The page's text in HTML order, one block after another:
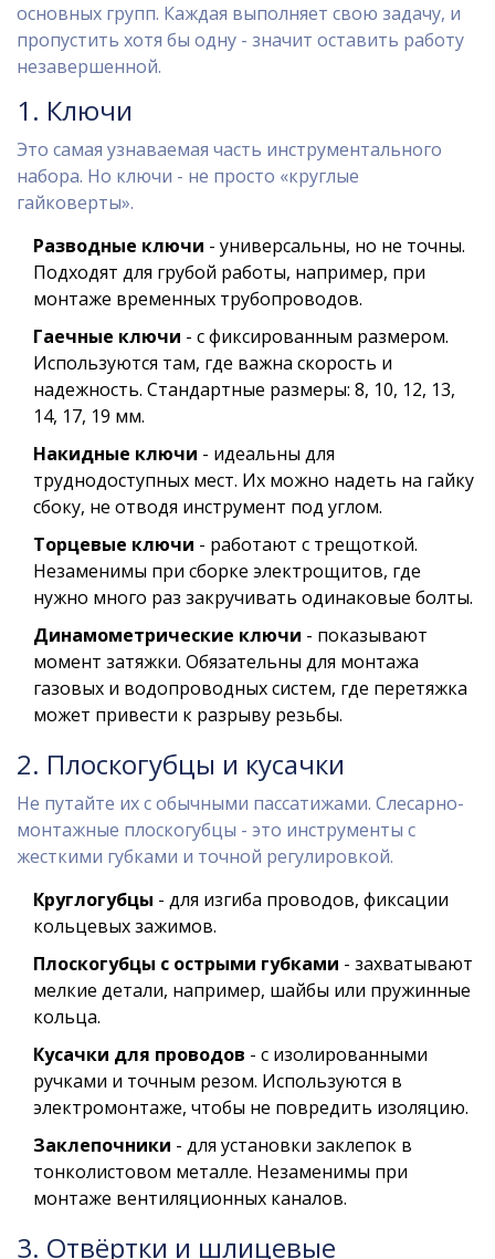
основных групп. Каждая выполняет свою задачу, и
пропустить хотя бы одну - значит оставить работу
незавершенной.
1. Ключи
Это самая узнаваемая часть инструментального
набора. Но ключи - не просто «круглые
гайковерты».
Разводные ключи - универсальны, но не точны.
Подходят для грубой работы, например, при
монтаже временных трубопроводов.
Гаечные ключи - с фиксированным размером.
Используются там, где важна скорость и
надежность. Стандартные размеры: 8, 10, 12, 13,
14, 17, 19 мм.
Накидные ключи - идеальны для
труднодоступных мест. Их можно надеть на гайку
сбоку, не отводя инструмент под углом.
Торцевые ключи - работают с трещоткой.
Незаменимы при сборке электрощитов, где
нужно много раз закручивать одинаковые болты.
Динамометрические ключи - показывают
момент затяжки. Обязательны для монтажа
газовых и водопроводных систем, где перетяжка
может привести к разрыву резьбы.
2. Плоскогубцы и кусачки
Не путайте их с обычными пассатижами. Слесарно-
монтажные плоскогубцы - это инструменты с
жесткими губками и точной регулировкой.
Круглогубцы - для изгиба проводов, фиксации
кольцевых зажимов.
Плоскогубцы с острыми губками - захватывают
мелкие детали, например, шайбы или пружинные
кольца.
Кусачки для проводов - с изолированными
ручками и точным резом. Используются в
электромонтаже, чтобы не повредить изоляцию.
Заклепочники - для установки заклепок в
тонколистовом металле. Незаменимы при
монтаже вентиляционных каналов.
3. Отвёртки и шлицевые